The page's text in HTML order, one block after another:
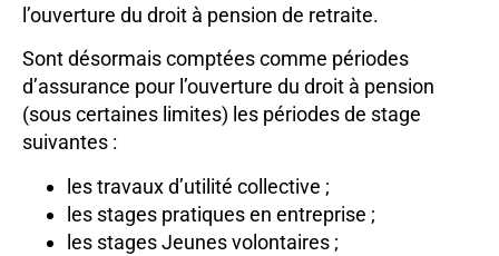
l’ouverture du droit à pension de retraite.
Sont désormais comptées comme périodes
d’assurance pour l’ouverture du droit à pension
(sous certaines limites) les périodes de stage
suivantes :
les travaux d’utilité collective ;
les stages pratiques en entreprise ;
les stages Jeunes volontaires ;